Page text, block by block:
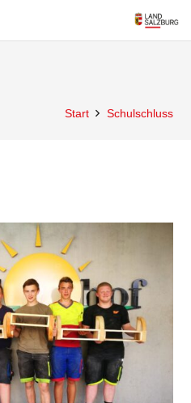
Start Schulschluss